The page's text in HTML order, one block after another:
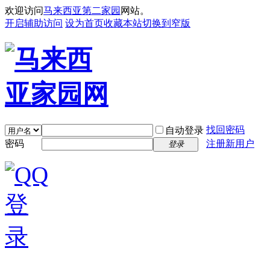
欢迎访问马来西亚第二家园 网站。
开启辅助访问 设为首页收藏本站切换到窄版
自动登录 找回密码
密码
登录 注册新用户